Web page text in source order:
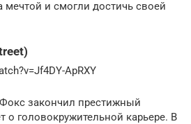
мечтой и смогли достичь своей
ApRXY
закончил престижный
о головокружительной карьере. В